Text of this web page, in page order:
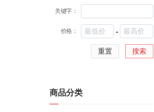
关键字：
价格： -
重置 搜索
商品分类